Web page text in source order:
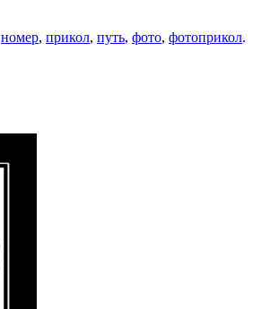
номер, прикол, путь, фото, фотоприкол.